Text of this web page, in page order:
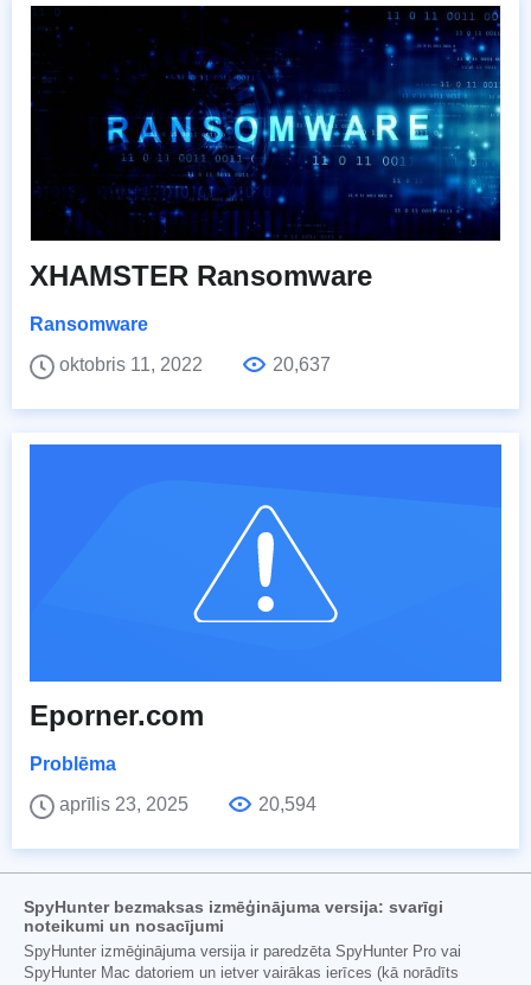
XHAMSTER Ransomware
Ransomware
oktobris 11, 2022
20,637
Eporner.com
Problēma
aprīlis 23, 2025
20,594
SpyHunter bezmaksas izmēģinājuma versija: svarīgi
noteikumi un nosacījumi
SpyHunter izmēģinājuma versija ir paredzēta SpyHunter Pro vai
SpyHunter Mac datoriem un ietver vairākas ierīces (kā norādīts